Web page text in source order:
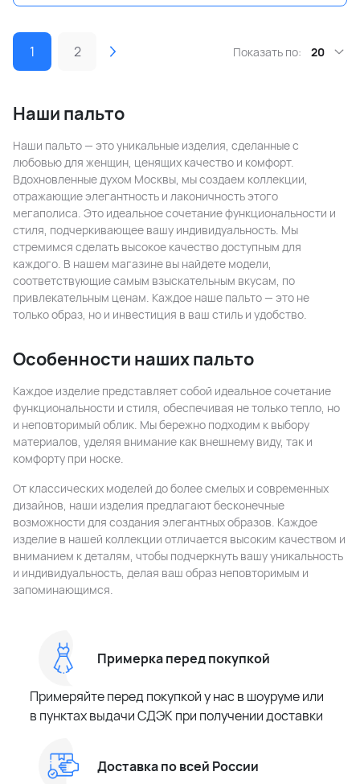
1 2 Показать по: 20
Наши пальто
Наши пальто — это уникальные изделия, сделанные с
любовью для женщин, ценящих качество и комфорт.
Вдохновленные духом Москвы, мы создаем коллекции,
отражающие элегантность и лаконичность этого
мегаполиса. Это идеальное сочетание функциональности и
стиля, подчеркивающее вашу индивидуальность. Мы
стремимся сделать высокое качество доступным для
каждого. В нашем магазине вы найдете модели,
соответствующие самым взыскательным вкусам, по
привлекательным ценам. Каждое наше пальто — это не
только образ, но и инвестиция в ваш стиль и удобство.
Особенности наших пальто
Каждое изделие представляет собой идеальное сочетание
функциональности и стиля, обеспечивая не только тепло, но
и неповторимый облик. Мы бережно подходим к выбору
материалов, уделяя внимание как внешнему виду, так и
комфорту при носке.
От классических моделей до более смелых и современных
дизайнов, наши изделия предлагают бесконечные
возможности для создания элегантных образов. Каждое
изделие в нашей коллекции отличается высоким качеством и
вниманием к деталям, чтобы подчеркнуть вашу уникальность
и индивидуальность, делая ваш образ неповторимым и
запоминающимся.
Примерка перед покупкой
Примеряйте перед покупкой у нас в шоуруме или
в пунктах выдачи СДЭК при получении доставки
Доставка по всей России